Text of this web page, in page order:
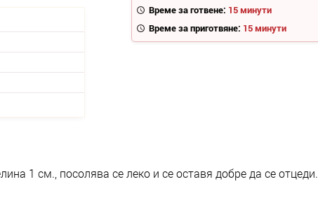
Време за готвене: 15 минути
Време за приготвяне: 15 минути
1 см., посолява се леко и се оставя добре да се отцеди.